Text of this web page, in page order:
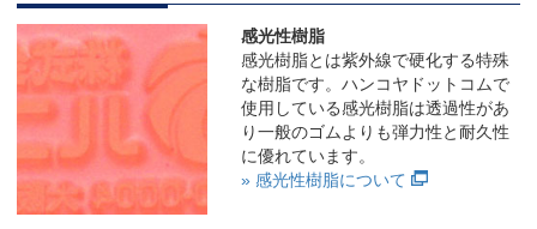
感光性樹脂
感光樹脂とは紫外線で硬化する特殊
な樹脂です。ハンコヤドットコムで
使用している感光樹脂は透過性があ
り一般のゴムよりも弾力性と耐久性
に優れています。
» 感光性樹脂について